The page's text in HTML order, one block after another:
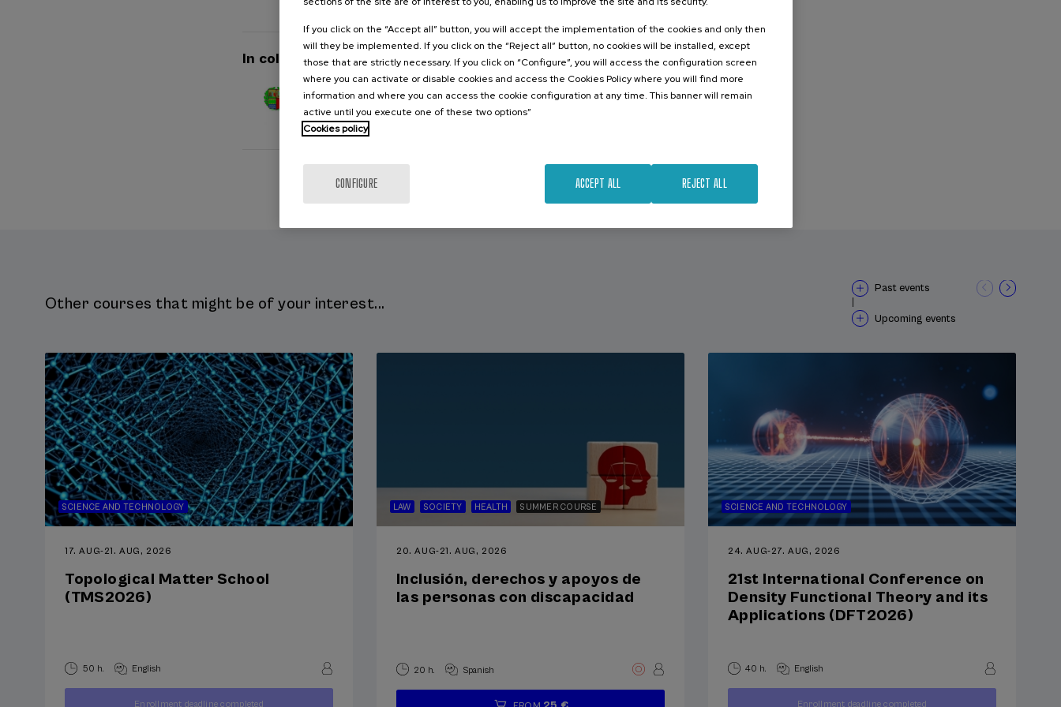
In collaboration with
Other courses that might be of your interest...
Past events
Upcoming events
SCIENCE AND TECHNOLOGY
17. AUG-21. AUG, 2026
Topological Matter School
(TMS2026)
50 h. English
FROM
Enrollment deadline completed
LAW SOCIETY HEALTH SUMMER COURSE
20. AUG-21. AUG, 2026
Inclusión, derechos y apoyos de
las personas con discapacidad
20 h. Spanish
SCIENCE AND TECHNOLOGY
24. AUG-27. AUG, 2026
21st International Conference on
Density Functional Theory and its
Applications (DFT2026)
40 h. English
FROM
Enrollment deadline completed
If you click on the “Accept all” button, you will accept the implementation of the cookies and only then
will they be implemented. If you click on the “Reject all” button, no cookies will be installed, except
those that are strictly necessary. If you click on “Configure”, you will access the configuration screen
where you can activate or disable cookies and access the Cookies Policy where you will find more
information and where you can access the cookie configuration at any time. This banner will remain
active until you execute one of these two options”
Cookies policy
CONFIGURE REJECT ALL
ACCEPT ALL